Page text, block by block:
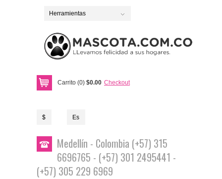
Herramientas
Carrito (0) $0.00 Checkout
$ Es
Medellín - Colombia (+57) 315
6696765 - (+57) 301 2495441 -
(+57) 305 229 6969